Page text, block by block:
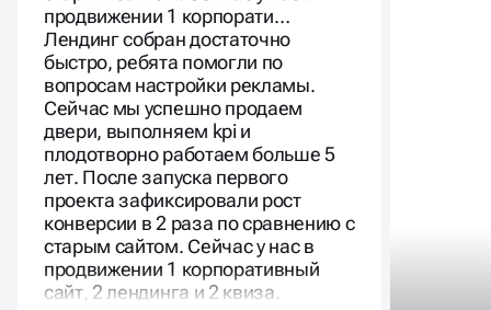
старым сайтом. Сейчас у нас в
продвижении 1 корпорати…
Лендинг собран достаточно
быстро, ребята помогли по
вопросам настройки рекламы.
Сейчас мы успешно продаем
двери, выполняем kpi и
плодотворно работаем больше 5
лет. После запуска первого
проекта зафиксировали рост
конверсии в 2 раза по сравнению с
старым сайтом. Сейчас у нас в
продвижении 1 корпоративный